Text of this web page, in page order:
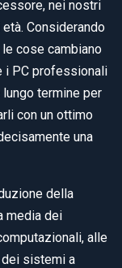
nei nostri
Considerando
cose cambiano
i PC professionali
termine per
con un ottimo
una
della
media dei
alle
sistemi a